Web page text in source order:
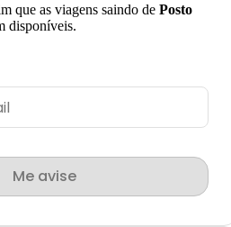
que as viagens saindo de Posto
disponíveis.
Me avise